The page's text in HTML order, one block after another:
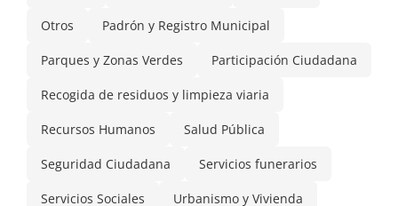
Otros Padrón y Registro Municipal
Parques y Zonas Verdes Participación Ciudadana
Recogida de residuos y limpieza viaria
Recursos Humanos Salud Pública
Seguridad Ciudadana Servicios funerarios
Servicios Sociales Urbanismo y Vivienda